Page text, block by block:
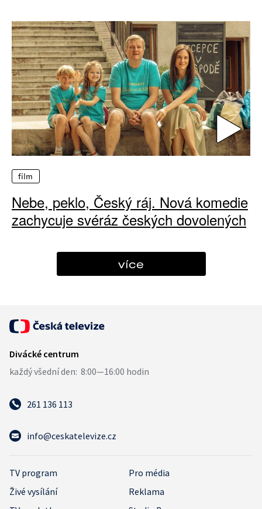
film
Nebe, peklo, Český ráj. Nová komedie
zachycuje svéráz českých dovolených
více
261 136 113
info@ceskatelevize.cz
TV program
Pro média
Živé vysílání
Reklama